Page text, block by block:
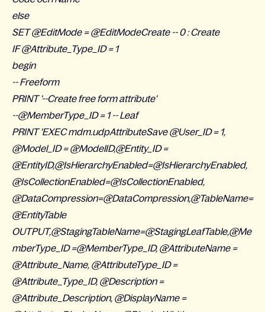
else
SET @EditMode = @EditModeCreate -- 0 : Create
IF @Attribute_Type_ID = 1
begin
-- Freeform
PRINT '--Create free form attribute'
--@MemberType_ID = 1 -- Leaf
PRINT 'EXEC mdm.udpAttributeSave @User_ID = 1,
@Model_ID = @ModelID,@Entity_ID =
@EntityID,@IsHierarchyEnabled=@IsHierarchyEnabled,
@IsCollectionEnabled=@IsCollectionEnabled,
@DataCompression=@DataCompression,@TableName=
@EntityTable
OUTPUT,@StagingTableName=@StagingLeafTable,@Me
mberType_ID =@MemberType_ID, @AttributeName =
@Attribute_Name, @AttributeType_ID =
@Attribute_Type_ID, @Description =
@Attribute_Description, @DisplayName =